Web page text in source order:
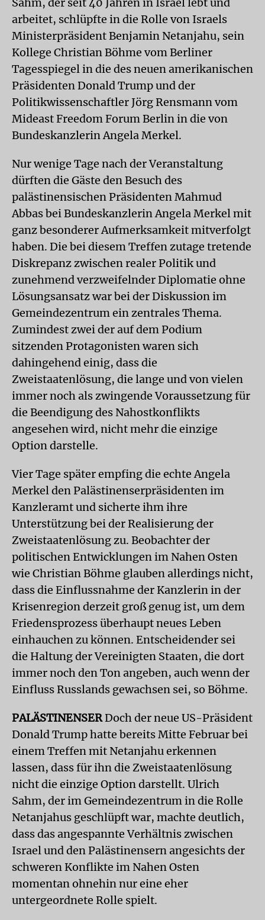
arbeitet, schlüpfte in die Rolle von Israels
Ministerpräsident Benjamin Netanjahu, sein
Kollege Christian Böhme vom Berliner
Tagesspiegel in die des neuen amerikanischen
Präsidenten Donald Trump und der
Politikwissenschaftler Jörg Rensmann vom
Mideast Freedom Forum Berlin in die von
Bundeskanzlerin Angela Merkel.
Nur wenige Tage nach der Veranstaltung
dürften die Gäste den Besuch des
palästinensischen Präsidenten Mahmud
Abbas bei Bundeskanzlerin Angela Merkel mit
ganz besonderer Aufmerksamkeit mitverfolgt
haben. Die bei diesem Treffen zutage tretende
Diskrepanz zwischen realer Politik und
zunehmend verzweifelnder Diplomatie ohne
Lösungsansatz war bei der Diskussion im
Gemeindezentrum ein zentrales Thema.
Zumindest zwei der auf dem Podium
sitzenden Protagonisten waren sich
dahingehend einig, dass die
Zweistaatenlösung, die lange und von vielen
immer noch als zwingende Voraussetzung für
die Beendigung des Nahostkonflikts
angesehen wird, nicht mehr die einzige
Option darstelle.
Vier Tage später empfing die echte Angela
Merkel den Palästinenserpräsidenten im
Kanzleramt und sicherte ihm ihre
Unterstützung bei der Realisierung der
Zweistaatenlösung zu. Beobachter der
politischen Entwicklungen im Nahen Osten
wie Christian Böhme glauben allerdings nicht,
dass die Einflussnahme der Kanzlerin in der
Krisenregion derzeit groß genug ist, um dem
Friedensprozess überhaupt neues Leben
einhauchen zu können. Entscheidender sei
die Haltung der Vereinigten Staaten, die dort
immer noch den Ton angeben, auch wenn der
Einfluss Russlands gewachsen sei, so Böhme.
PALÄSTINENSERDoch der neue US-Präsident
Donald Trump hatte bereits Mitte Februar bei
einem Treffen mit Netanjahu erkennen
lassen, dass für ihn die Zweistaatenlösung
nicht die einzige Option darstellt. Ulrich
Sahm, der im Gemeindezentrum in die Rolle
Netanjahus geschlüpft war, machte deutlich,
dass das angespannte Verhältnis zwischen
Israel und den Palästinensern angesichts der
schweren Konflikte im Nahen Osten
momentan ohnehin nur eine eher
untergeordnete Rolle spielt.